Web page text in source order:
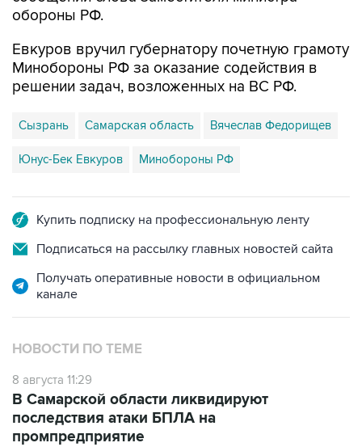
обороны РФ.
Евкуров вручил губернатору почетную грамоту
Минобороны РФ за оказание содействия в
решении задач, возложенных на ВС РФ.
Сызрань Самарская область Вячеслав Федорищев
Юнус-Бек Евкуров Минобороны РФ
Купить подписку на профессиональную ленту
Подписаться на рассылку главных новостей сайта
Получать оперативные новости в официальном
канале
НОВОСТИ ПО ТЕМЕ
8 августа 11:29
В Самарской области ликвидируют
последствия атаки БПЛА на
промпредприятие